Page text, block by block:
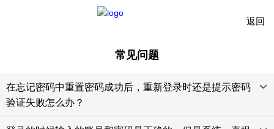
返回
常见问题
在忘记密码中重置密码成功后，重新登录时还是提示密码
验证失败怎么办？